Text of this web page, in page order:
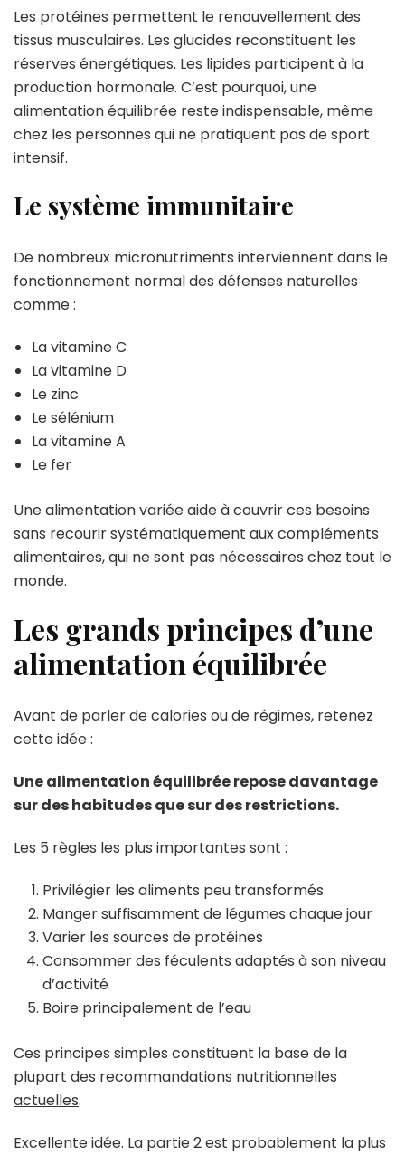
Les protéines permettent le renouvellement des
tissus musculaires. Les glucides reconstituent les
réserves énergétiques. Les lipides participent à la
production hormonale. C’est pourquoi, une
alimentation équilibrée reste indispensable, même
chez les personnes qui ne pratiquent pas de sport
intensif.
Le système immunitaire
De nombreux micronutriments interviennent dans le
fonctionnement normal des défenses naturelles
comme :
La vitamine C
La vitamine D
Le zinc
Le sélénium
La vitamine A
Le fer
Une alimentation variée aide à couvrir ces besoins
sans recourir systématiquement aux compléments
alimentaires, qui ne sont pas nécessaires chez tout le
monde.
Les grands principes d’une
alimentation équilibrée
Avant de parler de calories ou de régimes, retenez
cette idée :
Une alimentation équilibrée repose davantage
sur des habitudes que sur des restrictions.
Les 5 règles les plus importantes sont :
Privilégier les aliments peu transformés
Manger suffisamment de légumes chaque jour
Varier les sources de protéines
Consommer des féculents adaptés à son niveau
d’activité
Boire principalement de l’eau
Ces principes simples constituent la base de la
plupart des recommandations nutritionnelles
actuelles.
Excellente idée. La partie 2 est probablement la plus